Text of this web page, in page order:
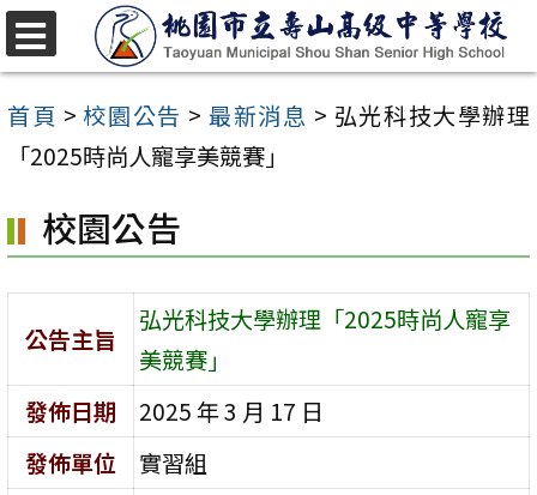
跳
至
主
容
區
首頁 >校園公告 >最新消息 > 弘光科技大學辦理
「2025時尚人寵享美競賽」
校園公告
公告主旨
弘光科技大學辦理「2025時尚人寵享
美競賽」
發佈日期
2025 年 3 月 17 日
發佈單位
實習組
選
單